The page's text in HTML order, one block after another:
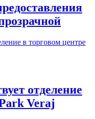
отделение
Veraj